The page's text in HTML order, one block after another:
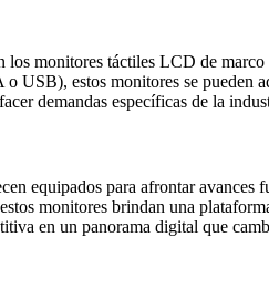
monitores táctiles LCD de
estos monitores se pueden
demandas específicas de la
equipados para afrontar avances
monitores brindan una
en un panorama digital que